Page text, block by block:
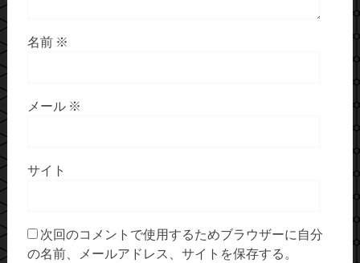
名前 ※
メール ※
サイト
次回のコメントで使用するためブラウザーに自分
の名前、メールアドレス、サイトを保存する。